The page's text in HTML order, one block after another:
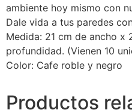
ambiente hoy mismo con
Dale vida a tus paredes
Medida: 21 cm de ancho
profundidad. (Vienen 10
Color: Cafe roble y negro
Productos